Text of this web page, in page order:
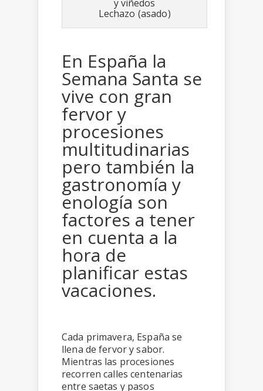
Lechazo (asado)
En España la
Semana Santa se
vive con gran
fervor y
procesiones
multitudinarias
pero también la
gastronomía y
enología son
factores a tener
en cuenta a la
hora de
planificar estas
vacaciones.
Cada primavera, España se
llena de fervor y sabor.
Mientras las procesiones
recorren calles centenarias
entre saetas y pasos